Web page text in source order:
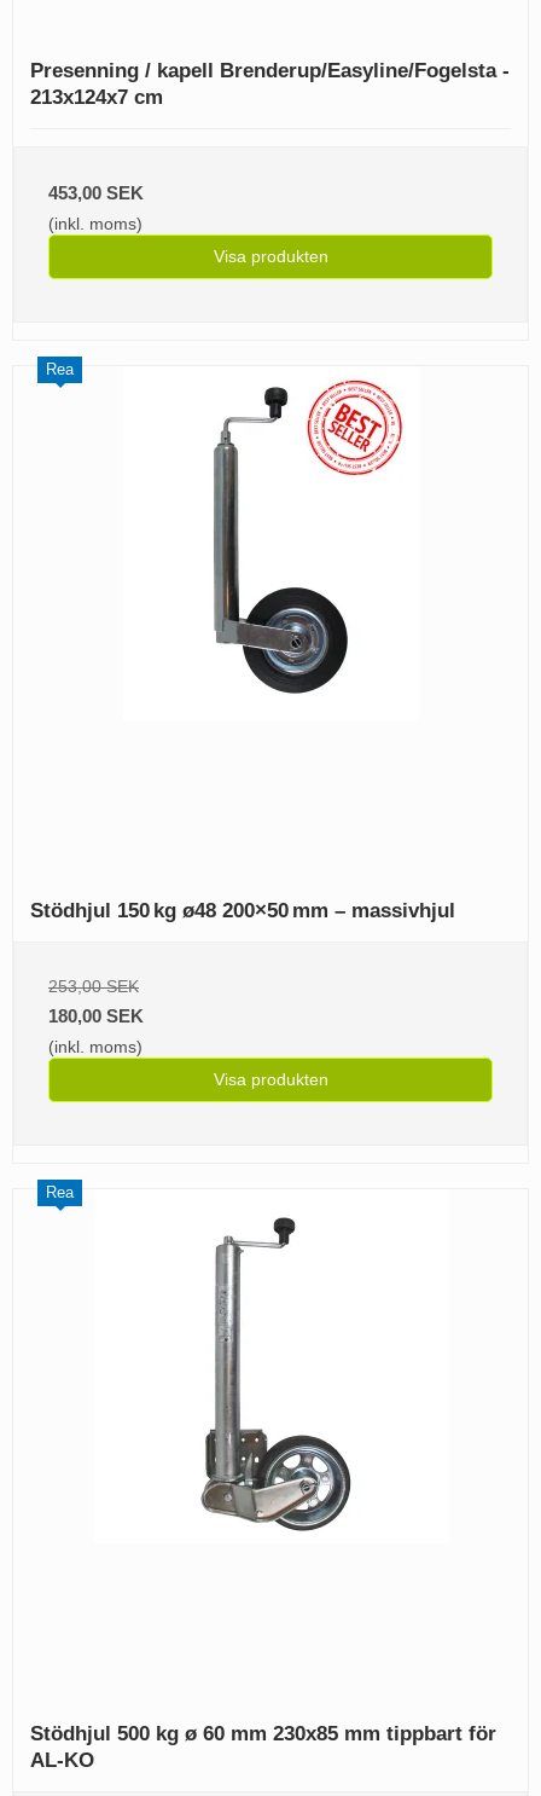
Presenning / kapell Brenderup/Easyline/Fogelsta -
213x124x7 cm
453,00 SEK
(inkl. moms)
Visa produkten
Rea
Stödhjul 150 kg ø48 200×50 mm – massivhjul
253,00 SEK
180,00 SEK
(inkl. moms)
Visa produkten
Rea
Stödhjul 500 kg ø 60 mm 230x85 mm tippbart för
AL-KO